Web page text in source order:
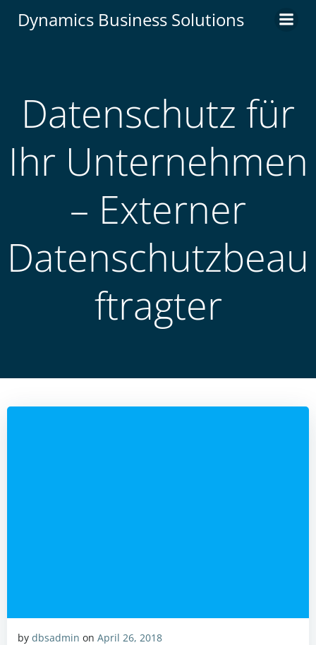
Inhalt
Dynamics Business Solutions
Datenschutz für
Ihr Unternehmen
– Externer
Datenschutzbeau
ftragter
by dbsadmin on April 26, 2018